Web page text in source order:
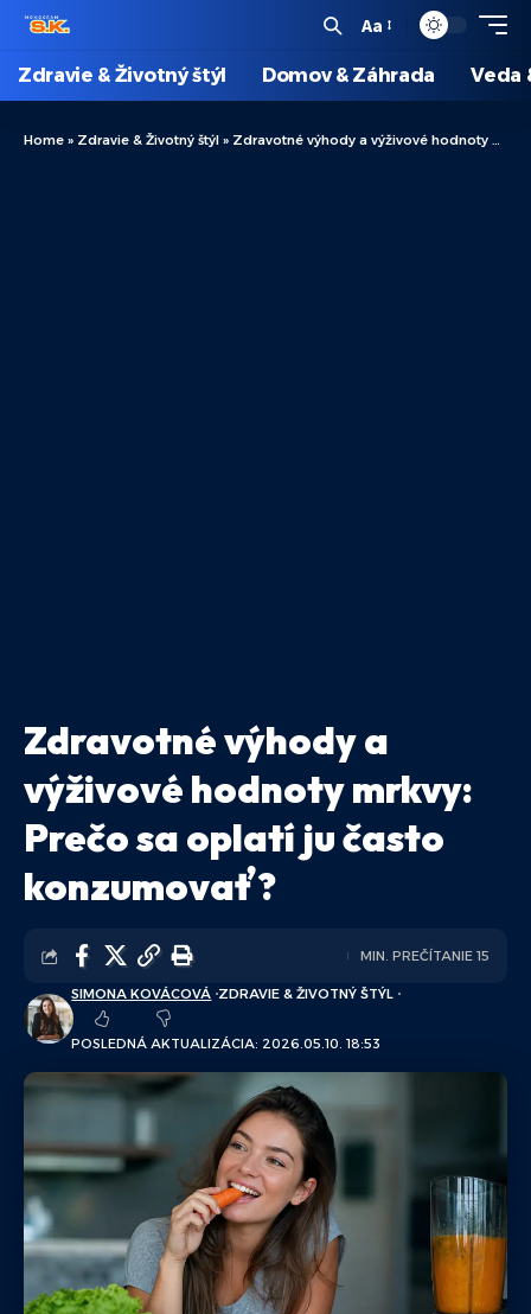
Aa
Zdravie & Životný štýl Domov & Záhrada Veda
Home » Zdravie & Životný štýl » Zdravotné výhody a výživové hodnoty mrkvy: Prečo sa oplatí ju často konzumovať?
Zdravotné výhody a
výživové hodnoty mrkvy:
Prečo sa oplatí ju často
konzumovať?
POSLEDNÁ AKTUALIZÁCIA: 2026.05.10. 18:53
SIMONA KOVÁCOVÁ ZDRAVIE & ŽIVOTNÝ ŠTÝL
MIN. PREČÍTANIE 15